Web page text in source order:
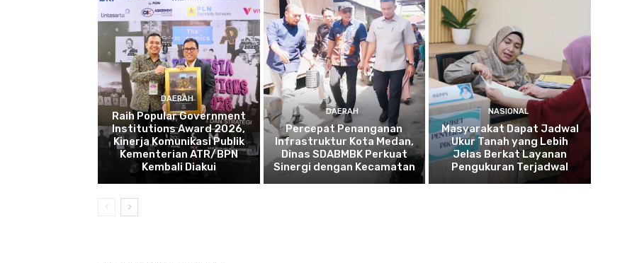
DAERAH
Raih Popular Government
Institutions Award 2026,
Kinerja Komunikasi Publik
Kementerian ATR/BPN
Kembali Diakui
DAERAH
Percepat Penanganan
Infrastruktur Kota Medan,
Dinas SDABMBK Perkuat
Sinergi dengan Kecamatan
NASIONAL
Masyarakat Dapat Jadwal
Ukur Tanah yang Lebih
Jelas Berkat Layanan
Pengukuran Terjadwal